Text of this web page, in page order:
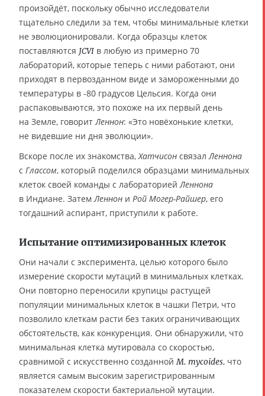
произойдёт, поскольку обычно исследователи
тщательно следили за тем, чтобы минимальные клетки
не эволюционировали. Когда образцы клеток
поставляются JCVI в любую из примерно 70
лабораторий, которые теперь с ними работают, они
приходят в первозданном виде и замороженными до
температуры в -80 градусов Цельсия. Когда они
распаковываются, это похоже на их первый день
на Земле, говорит Леннон: «Это новёхонькие клетки,
не видевшие ни дня эволюции».
Вскоре после их знакомства, Хатчисон связал Леннона
с Глассом, который поделился образцами минимальных
клеток своей команды с лабораторией Леннона
в Индиане. Затем Леннон и Рой Могер-Райшер, его
тогдашний аспирант, приступили к работе.
Испытание оптимизированных клеток
Они начали с эксперимента, целью которого было
измерение скорости мутаций в минимальных клетках.
Они повторно переносили крупицы растущей
популяции минимальных клеток в чашки Петри, что
позволило клеткам расти без таких ограничивающих
обстоятельств, как конкуренция. Они обнаружили, что
минимальная клетка мутировала со скоростью,
сравнимой с искусственно созданной M. mycoides, что
является самым высоким зарегистрированным
показателем скорости бактериальной мутации.